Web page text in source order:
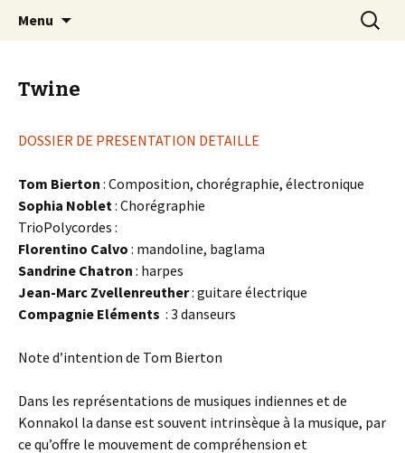
Trio Polycordes
Menu
Twine
DOSSIER DE PRESENTATION DETAILLE
Tom Bierton : Composition, chorégraphie, électronique
Sophia Noblet: Chorégraphie
TrioPolycordes :
Florentino Calvo : mandoline, baglama
Sandrine Chatron : harpes
Jean-Marc Zvellenreuther: guitare électrique
Compagnie Eléments : 3 danseurs
Note d’intention de Tom Bierton
Dans les représentations de musiques indiennes et de
Konnakol la danse est souvent intrinsèque à la musique, par
ce qu’offre le mouvement de compréhension et